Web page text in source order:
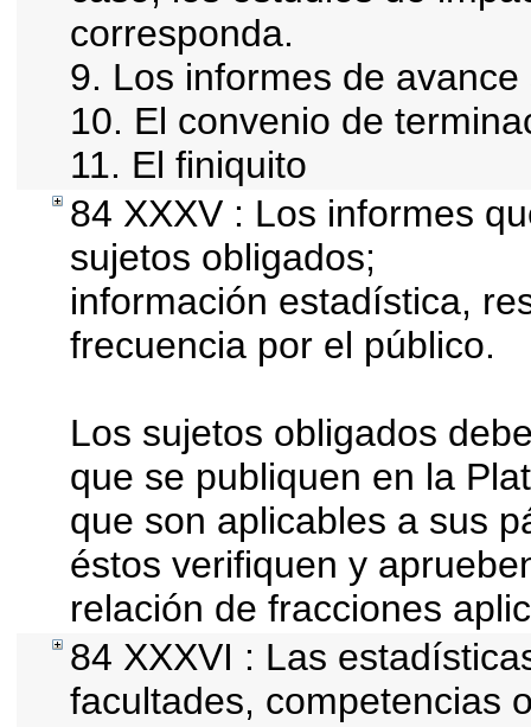
corresponda.
9. Los informes de
10. El convenio de
11. El finiquito
84 XXXV : Los informes
sujetos obligados;
información estadística,
frecuencia por el público.
Los sujetos obligados
que se publiquen en la
que son aplicables a sus
éstos verifiquen y
relación de fracciones
84 XXXVI : Las
facultades, competencias